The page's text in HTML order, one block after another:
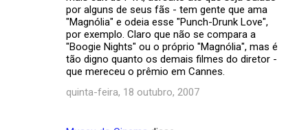
por alguns de seus fãs - tem gente que ama
"Magnólia" e odeia esse "Punch-Drunk Love",
por exemplo. Claro que não se compara a
"Boogie Nights" ou o próprio "Magnólia", mas é
tão digno quanto os demais filmes do diretor -
que mereceu o prêmio em Cannes.
quinta-feira, 18 outubro, 2007